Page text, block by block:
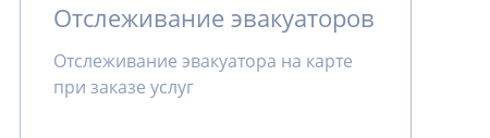
Отслеживание эвакуаторов
Отслеживание эвакуатора на карте
при заказе услуг